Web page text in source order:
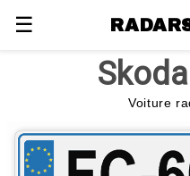
☰
Voiture